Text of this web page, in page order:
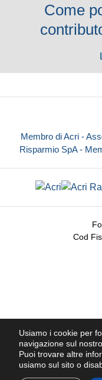
Come
Membro di Acri -
Risparmio SpA -
Cod
Usiamo i cookie per
navigazione sul
Puoi trovare altre
usiamo sul sito o